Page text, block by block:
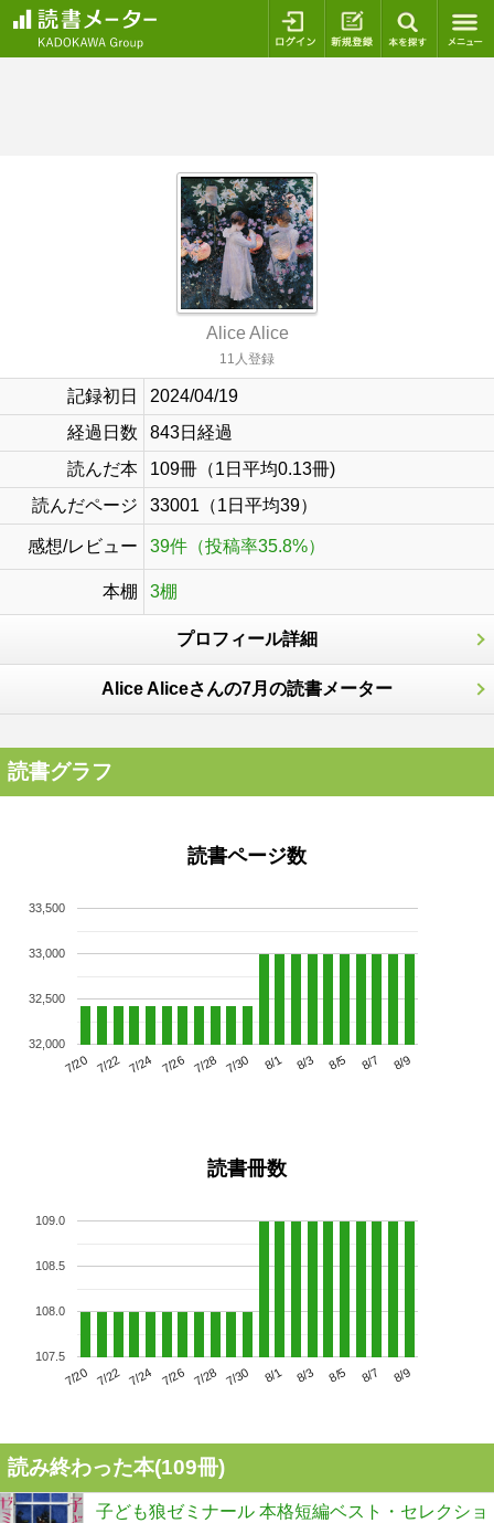
ログイン 新規登録
Alice Alice
11人登録
記録初日
2024/04/19
経過日数
843日経過
読んだ本
109冊（1日平均0.13冊)
読んだページ
33001（1日平均39）
感想/レビュー 39件（投稿率35.8%）
本棚 3棚
プロフィール詳細
Alice Aliceさんの7月の読書メーター
読書グラフ
読書ページ数
7/20 7/22 7/24 7/26 7/28 7/30 8/1 8/3 8/5 8/7 8/9
32,000
32,500
33,000
33,500
読書冊数
7/20 7/22 7/24 7/26 7/28 7/30 8/1 8/3 8/5 8/7 8/9
107.5
108.0
108.5
109.0
読み終わった本(109冊)
子ども狼ゼミナール 本格短編ベスト・セレクショ